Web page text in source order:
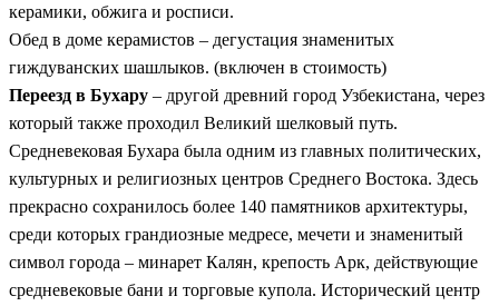
керамики, обжига и росписи.
Обед в доме керамистов – дегустация знаменитых
гиждуванских шашлыков. (включен в стоимость)
Переезд в Бухару – другой древний город Узбекистана, через
который также проходил Великий шелковый путь.
Средневековая Бухара была одним из главных политических,
культурных и религиозных центров Среднего Востока. Здесь
прекрасно сохранилось более 140 памятников архитектуры,
среди которых грандиозные медресе, мечети и знаменитый
символ города – минарет Калян, крепость Арк, действующие
средневековые бани и торговые купола. Исторический центр